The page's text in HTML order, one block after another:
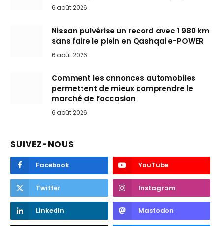
6 août 2026
Nissan pulvérise un record avec 1 980 km
sans faire le plein en Qashqai e-POWER
6 août 2026
Comment les annonces automobiles
permettent de mieux comprendre le
marché de l’occasion
6 août 2026
SUIVEZ-NOUS
Facebook YouTube
Twitter Instagram
LinkedIn Mastodon